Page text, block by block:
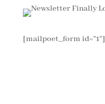
[mailpoet_form id="1"]